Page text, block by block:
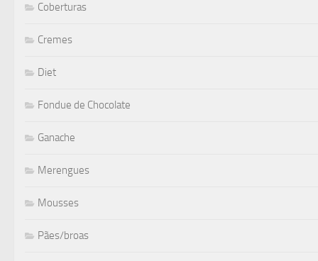
Coberturas
Cremes
Diet
Fondue de Chocolate
Ganache
Merengues
Mousses
Pães/broas